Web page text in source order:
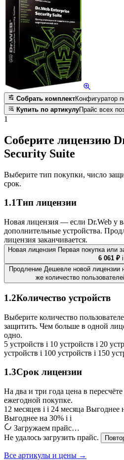
Собрать комплектКонфигуратор
Купить по артикулуПрайс всех
1
Соберите лицензию
Security Suite
Выберите тип покупки, число
срок.
1.1Тип лицензии
Новая лицензия — если Dr.Web у
дополнительные устройства.
лицензия заканчивается.
Новая лицензия Первая покупка или
6 061 ₽ i
Продление Дешевле новой
же количество
1.2Количество устройств
Выберите количество
защитить. Чем больше в одной
одно.
5 устройств i 10 устройств i 20
устройств i 100 устройств i 150
1.3Срок лицензии
На два и три года цена в
ежегодной покупке.
12 месяцев i i 24 месяца Выгоднее
Выгоднее на 30% i i
Загружаем прайс…
Не удалось загрузить прайс.
Все артикулы и цены →